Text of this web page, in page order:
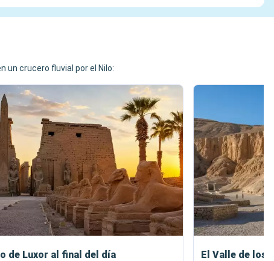
un crucero fluvial por el Nilo:
de Luxor al final del día El Valle de los